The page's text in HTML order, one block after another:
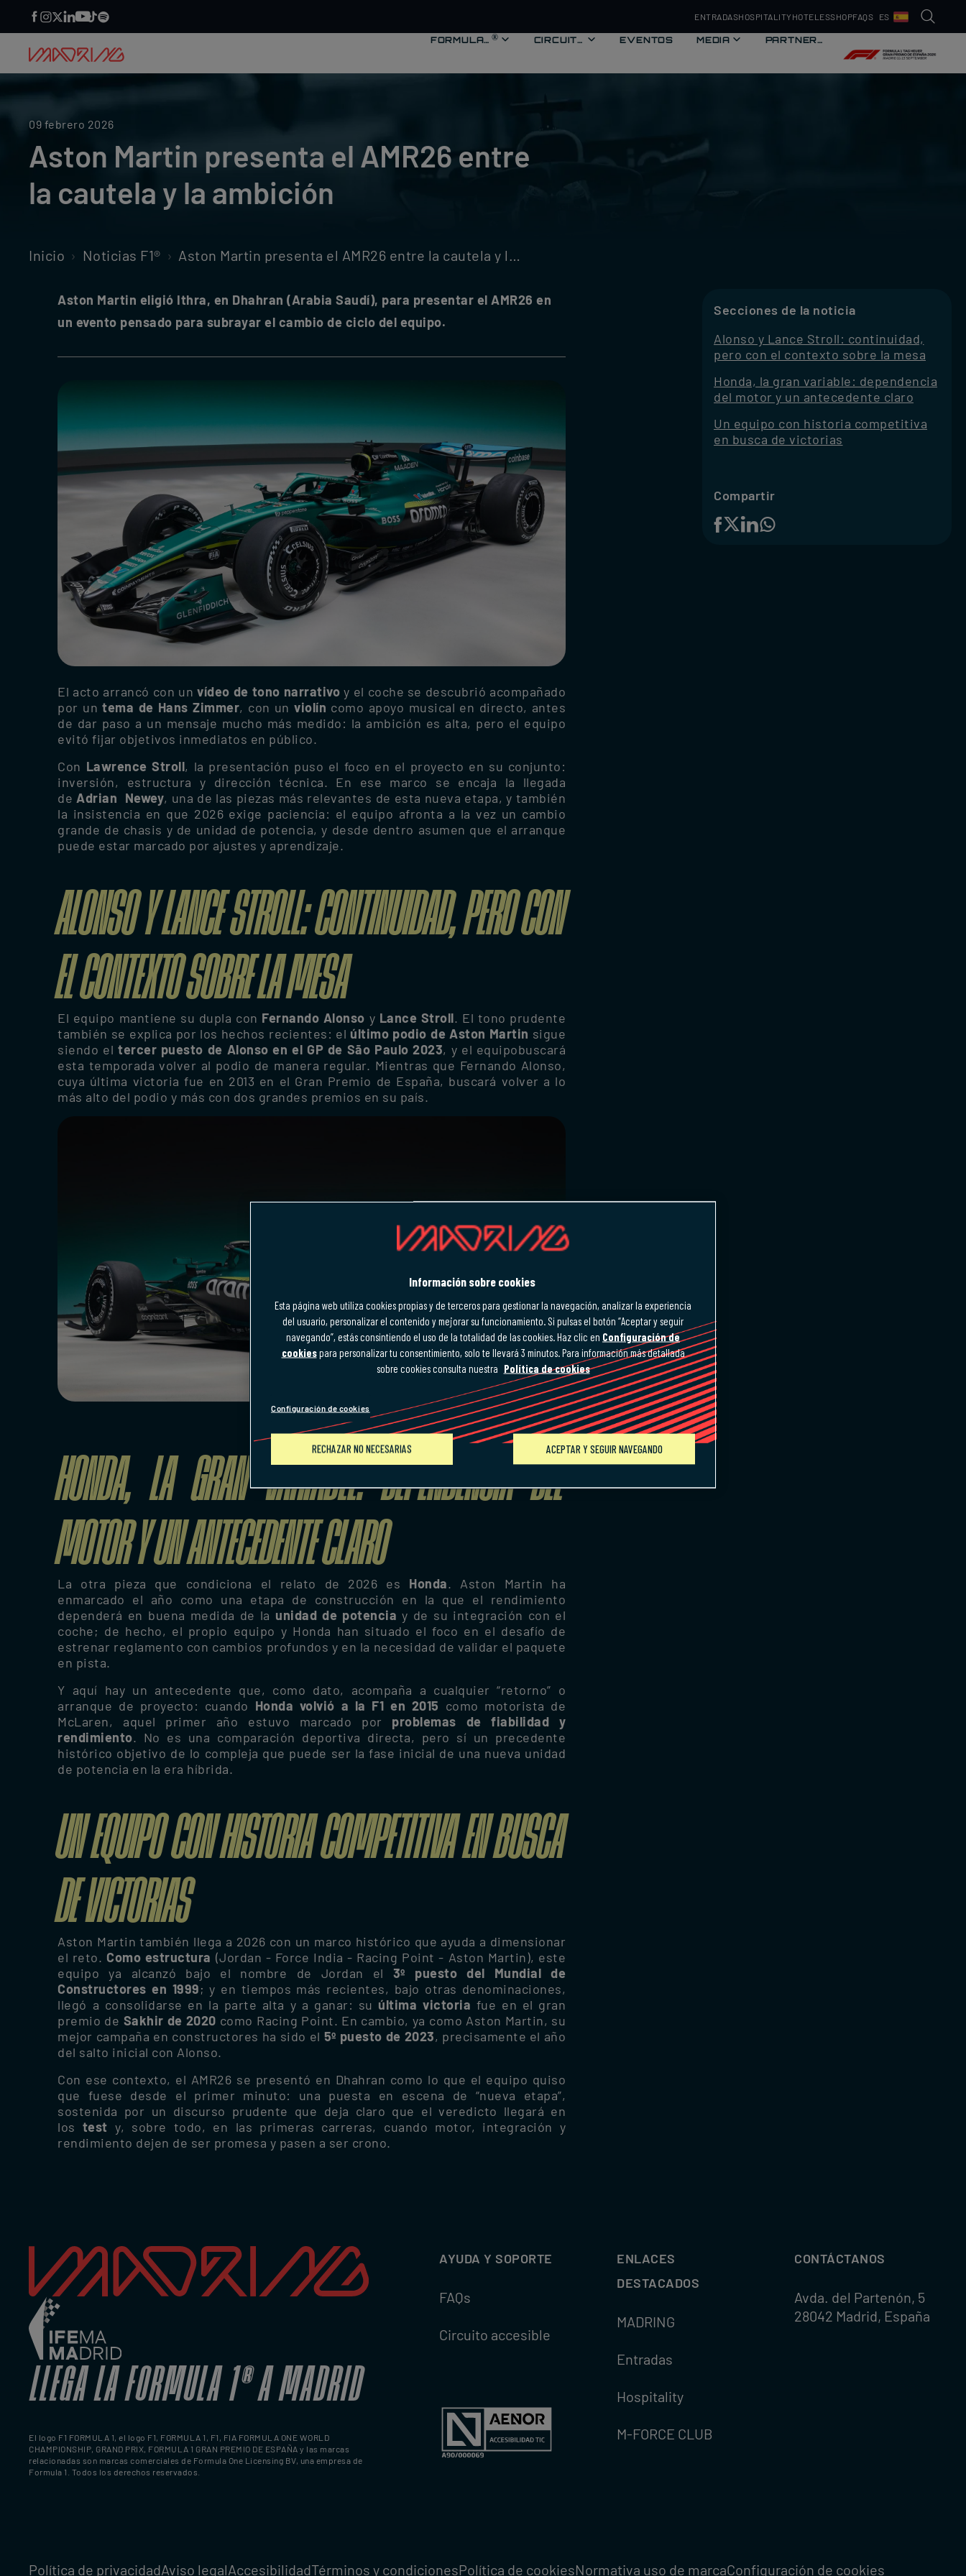
ENTRADASHOSPITALITY HOTELESSHOPFAQS ES
FORMULA 1 ®CIRCUITO CIRCUITO
EVENTOS EVENTOS
MEDIA MEDIAPARTNERS PARTNERS
09 febrero 2026
Aston Martin presenta el AMR26 entre
la cautela y la ambición
Inicio Noticias F1® Aston Martin presenta el AMR26 entre la cautela y la ambición
Secciones de la noticia
Alonso y Lance Stroll: continuidad,
pero con el contexto sobre la mesa
Honda, la gran variable: dependencia
del motor y un antecedente claro
Un equipo con historia competitiva
en busca de victorias
Compartir
Aston Martin eligió Ithra, en Dhahran (Arabia Saudí), para presentar el AMR26 en
un evento pensado para subrayar el cambio de ciclo del equipo.
El acto arrancó con unvídeo de tono narrativoy el coche se descubrió acompañado
por untema de Hans Zimmer, con unviolín como apoyo musical en directo, antes
de dar paso a un mensaje mucho más medido: la ambición es alta, pero el equipo
evitó fijar objetivos inmediatos en público.
Con Lawrence Stroll, la presentación puso el foco en el proyecto en su conjunto:
inversión, estructura y dirección técnica. En ese marco se encaja la llegada
de Adrian Newey, una de las piezas más relevantes de esta nueva etapa, y también
la insistencia en que 2026 exige paciencia: el equipo afronta a la vez un cambio
grande de chasis y de unidad de potencia, y desde dentro asumen que el arranque
puede estar marcado por ajustes y aprendizaje.
ALONSO Y LANCE STROLL: CONTINUIDAD, PERO CON
EL CONTEXTO SOBRE LA MESA
El equipo mantiene su dupla con Fernando Alonso y Lance Stroll. El tono prudente
también se explica por los hechos recientes: el último podio de Aston Martin sigue
siendo el tercer puesto de Alonso en el GP de São Paulo 2023, y el equipobuscará
esta temporada volver al podio de manera regular. Mientras que Fernando Alonso,
cuya última victoria fue en 2013 en el Gran Premio de España, buscará volver a lo
más alto del podio y más con dos grandes premios en su país.
HONDA, LA GRAN VARIABLE: DEPENDENCIA DEL
MOTOR Y UN ANTECEDENTE CLARO
La otra pieza que condiciona el relato de 2026 es Honda. Aston Martin ha
enmarcado el año como una etapa de construcción en la que el rendimiento
dependerá en buena medida de la unidad de potenciay de su integración con el
coche; de hecho, el propio equipo y Honda han situado el foco en el desafío de
estrenar reglamento con cambios profundos y en la necesidad de validar el paquete
en pista.
Y aquí hay un antecedente que, como dato, acompaña a cualquier “retorno” o
arranque de proyecto: cuando Honda volvió a la F1 en 2015 como motorista de
McLaren, aquel primer año estuvo marcado por problemas de fiabilidad y
rendimiento. No es una comparación deportiva directa, pero sí un precedente
histórico objetivo de lo compleja que puede ser la fase inicial de una nueva unidad
de potencia en la era híbrida.
UN EQUIPO CON HISTORIA COMPETITIVA EN BUSCA
DE VICTORIAS
Aston Martin también llega a 2026 con un marco histórico que ayuda a dimensionar
el reto. Como estructura (Jordan - Force India - Racing Point - Aston Martin), este
equipo ya alcanzó bajo el nombre de Jordan el 3º puesto del Mundial de
Constructores en 1999; y en tiempos más recientes, bajo otras denominaciones,
llegó a consolidarse en la parte alta y a ganar: su última victoria fue en el gran
premio de Sakhir de 2020 como Racing Point. En cambio, ya como Aston Martin, su
mejor campaña en constructores ha sido el 5º puesto de 2023, precisamente el año
del salto inicial con Alonso.
Con ese contexto, el AMR26 se presentó en Dhahran como lo que el equipo quiso
que fuese desde el primer minuto: una puesta en escena de “nueva etapa”,
sostenida por un discurso prudente que deja claro que el veredicto llegará en
los testy, sobre todo, en las primeras carreras, cuando motor, integración y
rendimiento dejen de ser promesa y pasen a ser crono.
LLEGA LA FORMULA 1®A MADRID
El logo F1 FORMULA 1, el logo F1, FORMULA 1, F1, FIA FORMULA ONE WORLD
CHAMPIONSHIP, GRAND PRIX, FORMULA 1 GRAN PREMIO DE ESPAÑA y las marcas
relacionadas son marcas comerciales de Formula One Licensing BV, una empresa de
Formula 1. Todos los derechos reservados.
AYUDA Y SOPORTE
FAQs
Circuito accesible
ENLACES
DESTACADOS
MADRING
Entradas
Hospitality
M-FORCE CLUB
CONTÁCTANOS
Avda. del Partenón, 5
28042 Madrid, España
Política de privacidadAviso legalAccesibilidadTérminos y condicionesPolítica de cookiesNormativa uso de marcaConfiguración de cookies
Información sobre cookies
Esta página web utiliza cookies propias y de terceros para gestionar la navegación, analizar la experiencia
del usuario, personalizar el contenido y mejorar su funcionamiento. Si pulsas el botón “Aceptar y seguir
navegando”, estás consintiendo el uso de la totalidad de las cookies. Haz clic en Configuración de
cookiespara personalizar tu consentimiento, solo te llevará 3 minutos. Para información más detallada
sobre cookies consulta nuestra Política de cookies
Configuración de cookies
RECHAZAR NO NECESARIAS ACEPTAR Y SEGUIR NAVEGANDO